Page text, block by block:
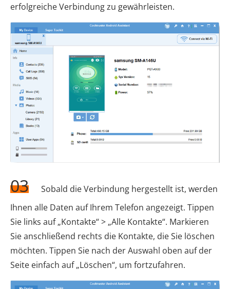
erfolgreiche Verbindung zu gewährleisten.
03
Sobald die Verbindung hergestellt ist, werden
Ihnen alle Daten auf Ihrem Telefon angezeigt. Tippen
Sie links auf „Kontakte“ > „Alle Kontakte“. Markieren
Sie anschließend rechts die Kontakte, die Sie löschen
möchten. Tippen Sie nach der Auswahl oben auf der
Seite einfach auf „Löschen“, um fortzufahren.